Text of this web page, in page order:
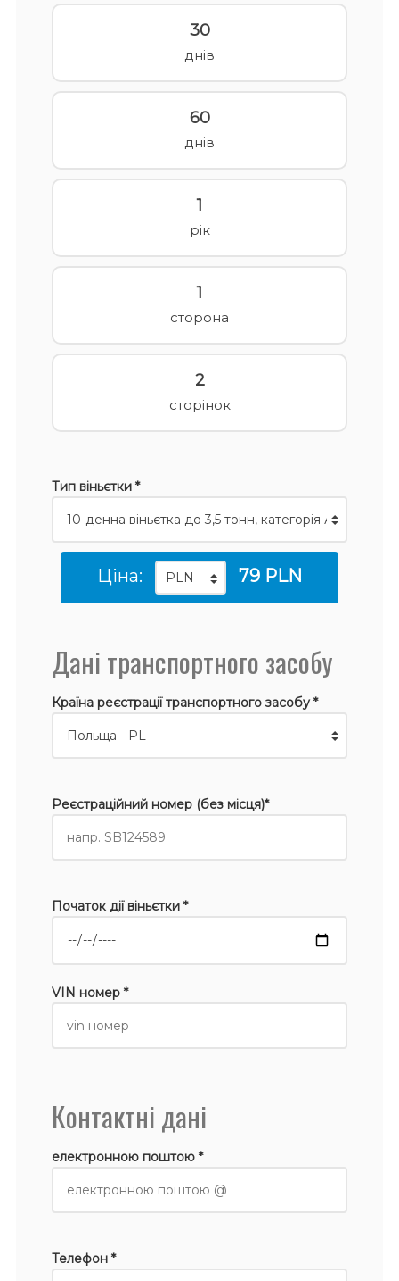
30
днів
60
днів
1
рік
1
сторона
2
сторінок
Тип віньєтки *
Ціна: 79 PLN
Дані транспортного засобу
Країна реєстрації транспортного засобу *
Реєстраційний номер (без місця)*
Початок дії віньєтки *
VIN номер *
Контактні дані
електронною поштою *
Телефон *